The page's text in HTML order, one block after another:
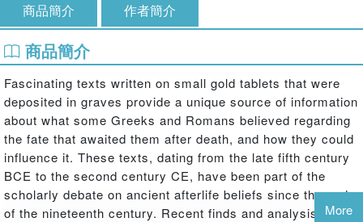
商品簡介 作者簡介
商品簡介
Fascinating texts written on small gold tablets that were
deposited in graves provide a unique source of information
about what some Greeks and Romans believed regarding
the fate that awaited them after death, and how they could
influence it. These texts, dating from the late fifth century
BCE to the second century CE, have been part of the
scholarly debate on ancient afterlife beliefs since the end
of the nineteenth century. Recent finds and analysis of the
More